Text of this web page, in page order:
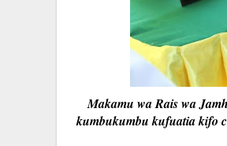
Makamu wa Rais wa
kumbukumbu kufuatia kifo